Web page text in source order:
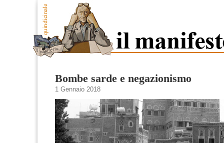
Bombe sarde e negazionismo
1 Gennaio 2018